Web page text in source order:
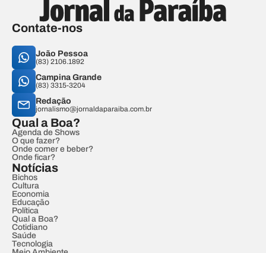
Contate-nos
João Pessoa
(83) 2106.1892
Campina Grande
(83) 3315-3204
Redação
jornalismo@jornaldaparaiba.com.br
Qual a Boa?
Agenda de Shows
O que fazer?
Onde comer e beber?
Onde ficar?
Notícias
Bichos
Cultura
Economia
Educação
Política
Qual a Boa?
Cotidiano
Saúde
Tecnologia